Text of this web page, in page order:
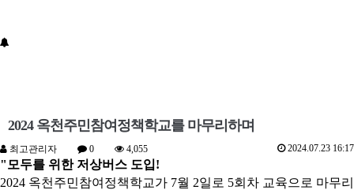
2024 옥천주민참여정책학교를 마무리하며
최고관리자 0 4,055 2024.07.23 16:17
"모두를 위한 저상버스 도입!
2024 옥천주민참여정책학교가 7월 2일로 5회차 교육으로 마무리